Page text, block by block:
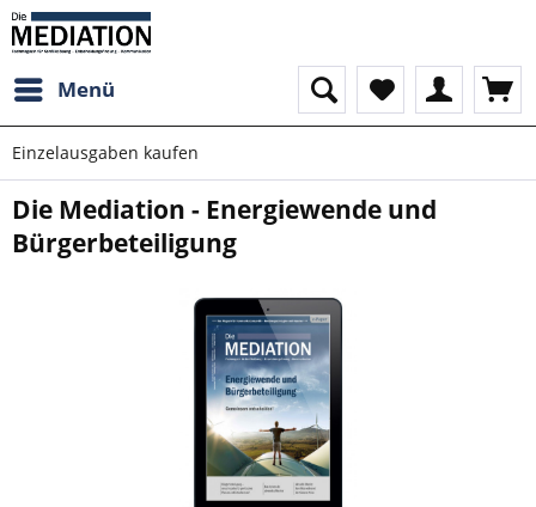
Menü
Einzelausgaben kaufen
Die Mediation - Energiewende und
Bürgerbeteiligung